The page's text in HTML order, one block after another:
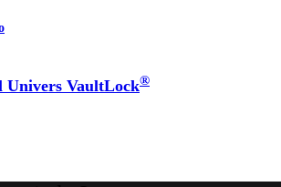
Univers VaultLock®